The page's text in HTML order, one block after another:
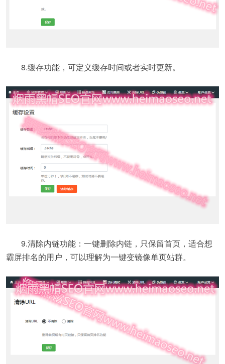
8.缓存功能，可定义缓存时间或者实时更新。
9.清除内链功能：一键删除内链，只保留首页，适合想
霸屏排名的用户，可以理解为一键变镜像单页站群。